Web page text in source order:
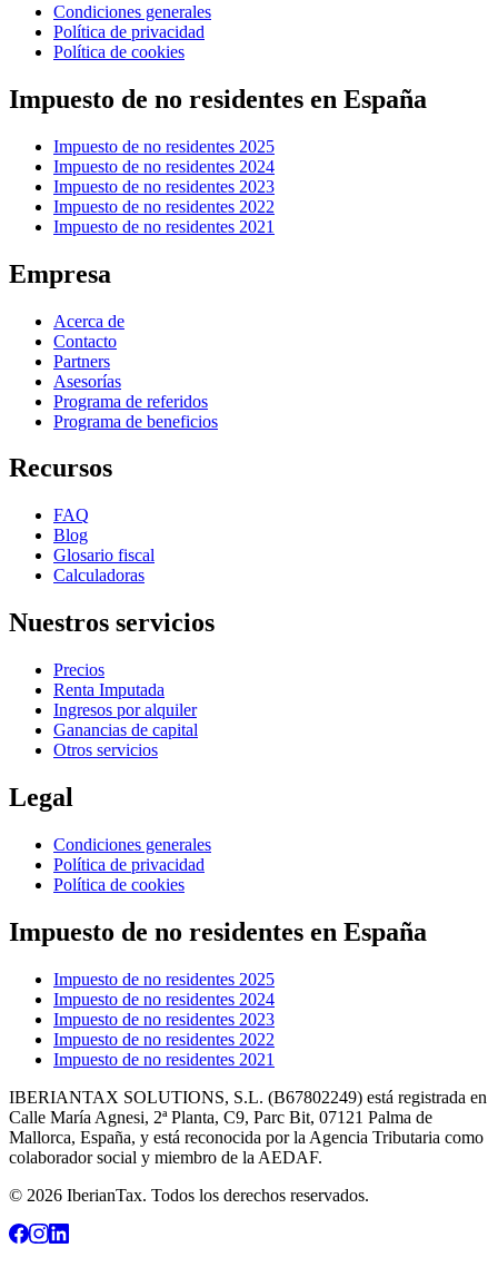
Condiciones generales
Política de privacidad
Política de cookies
Impuesto de no residentes en España
Impuesto de no residentes 2025
Impuesto de no residentes 2024
Impuesto de no residentes 2023
Impuesto de no residentes 2022
Impuesto de no residentes 2021
Empresa
Acerca de
Contacto
Partners
Asesorías
Programa de referidos
Programa de beneficios
Recursos
FAQ
Blog
Glosario fiscal
Calculadoras
Nuestros servicios
Precios
Renta Imputada
Ingresos por alquiler
Ganancias de capital
Otros servicios
Legal
Condiciones generales
Política de privacidad
Política de cookies
Impuesto de no residentes en España
Impuesto de no residentes 2025
Impuesto de no residentes 2024
Impuesto de no residentes 2023
Impuesto de no residentes 2022
Impuesto de no residentes 2021
IBERIANTAX SOLUTIONS, S.L. (B67802249) está registrada en
Calle María Agnesi, 2ª Planta, C9, Parc Bit, 07121 Palma de
Mallorca, España, y está reconocida por la Agencia Tributaria como
colaborador social y miembro de la AEDAF.
© 2026 IberianTax. Todos los derechos reservados.